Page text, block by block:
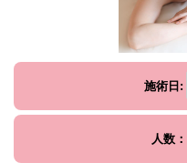
施術日:
人数：